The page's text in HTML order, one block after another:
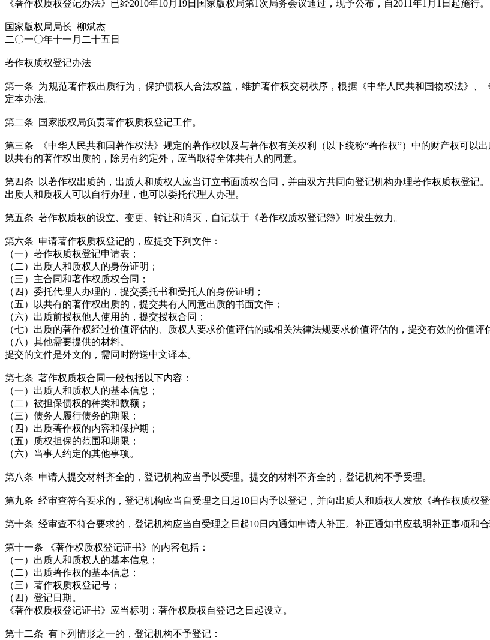
《著作权质权登记办法》已经2010年10月19日国家版权局第1次局务会议通过，现予公布，自2011年1月1日起施行。
国家版权局局长 柳斌杰
二〇一〇年十一月二十五日
著作权质权登记办法
第一条 为规范著作权出质行为，保护债权人合法权益，维护著作权交易秩序，根据《中华人民共和国物权法》、
定本办法。
第二条 国家版权局负责著作权质权登记工作。
第三条 《中华人民共和国著作权法》规定的著作权以及与著作权有关权利（以下统称“著作权”）中的财产权可以出
以共有的著作权出质的，除另有约定外，应当取得全体共有人的同意。
第四条 以著作权出质的，出质人和质权人应当订立书面质权合同，并由双方共同向登记机构办理著作权质权登记。
出质人和质权人可以自行办理，也可以委托代理人办理。
第五条 著作权质权的设立、变更、转让和消灭，自记载于《著作权质权登记簿》时发生效力。
第六条 申请著作权质权登记的，应提交下列文件：
（一）著作权质权登记申请表；
（二）出质人和质权人的身份证明；
（三）主合同和著作权质权合同；
（四）委托代理人办理的，提交委托书和受托人的身份证明；
（五）以共有的著作权出质的，提交共有人同意出质的书面文件；
（六）出质前授权他人使用的，提交授权合同；
（七）出质的著作权经过价值评估的、质权人要求价值评估的或相关法律法规要求价值评估的，提交有效的价值评
（八）其他需要提供的材料。
提交的文件是外文的，需同时附送中文译本。
第七条 著作权质权合同一般包括以下内容：
（一）出质人和质权人的基本信息；
（二）被担保债权的种类和数额；
（三）债务人履行债务的期限；
（四）出质著作权的内容和保护期；
（五）质权担保的范围和期限；
（六）当事人约定的其他事项。
第八条 申请人提交材料齐全的，登记机构应当予以受理。提交的材料不齐全的，登记机构不予受理。
第九条 经审查符合要求的，登记机构应当自受理之日起10日内予以登记，并向出质人和质权人发放《著作权质权登
第十条 经审查不符合要求的，登记机构应当自受理之日起10日内通知申请人补正。补正通知书应载明补正事项和
第十一条 《著作权质权登记证书》的内容包括：
（一）出质人和质权人的基本信息；
（二）出质著作权的基本信息；
（三）著作权质权登记号；
（四）登记日期。
《著作权质权登记证书》应当标明：著作权质权自登记之日起设立。
第十二条 有下列情形之一的，登记机构不予登记：